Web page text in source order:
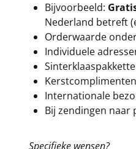
Bijvoorbeeld:
Nederland betreft
Orderwaarde
Individuele
Internationale
Bij zendingen naar
Specifieke wensen?